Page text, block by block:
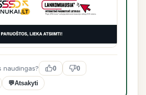
naudingas? 0 0
💬Atsakyti